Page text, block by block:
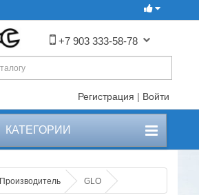
+7 903 333-58-78
Регистрация | Войти
КАТЕГОРИИ
Производитель GLO